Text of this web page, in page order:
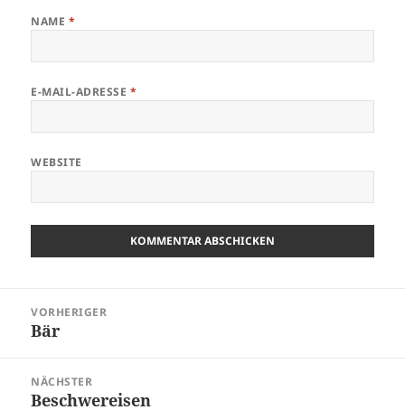
NAME *
E-MAIL-ADRESSE *
WEBSITE
VORHERIGER
Vorheriger
Bär
NÄCHSTER
Nächster
Beschwereisen